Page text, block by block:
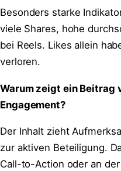
Besonders starke
viele Shares, hohe
bei Reels. Likes allein
verloren.
Warum zeigt ein Beitrag
Engagement?
Der Inhalt zieht
zur aktiven Beteiligung.
Call-to-Action oder an